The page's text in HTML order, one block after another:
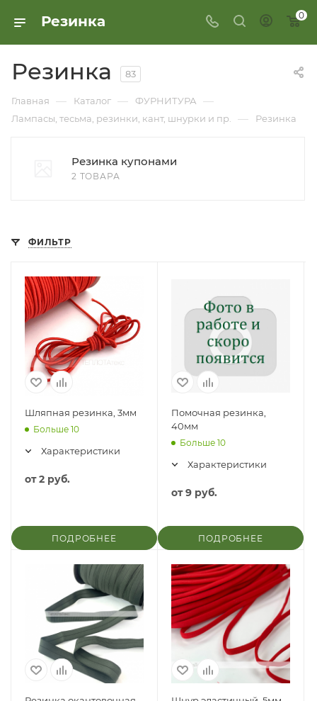
Резинка 0
Резинка 83
Главная — Каталог — ФУРНИТУРА —
Лампасы, тесьма, резинки, кант, шнурки и пр. — Резинка
Резинка купонами
2 ТОВАРА
ФИЛЬТР
Шляпная резинка, 3мм
Больше 10
Характеристики
от2 руб.
ПОДРОБНЕЕ
Помочная резинка,
40мм
Больше 10
Характеристики
от9 руб.
ПОДРОБНЕЕ